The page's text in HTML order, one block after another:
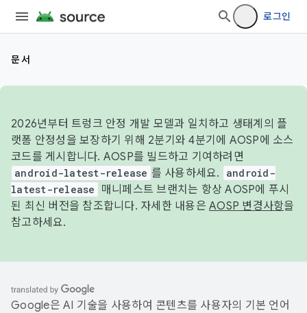
로그인
문서
2026년부터 트렁크 안정 개발 모델과 일치하고 생태계의 플
랫폼 안정성을 보장하기 위해 2분기와 4분기에 AOSP에 소스
코드를 게시합니다. AOSP를 빌드하고 기여하려면
android-latest-release 를 사용하세요.
android-
latest-release
매니페스트 브랜치는 항상 AOSP에 푸시
된 최신 버전을 참조합니다. 자세한 내용은 AOSP 변경사항을
참고하세요.
Google은 AI 기술을 사용하여 콘텐츠를 사용자의 기본 언어